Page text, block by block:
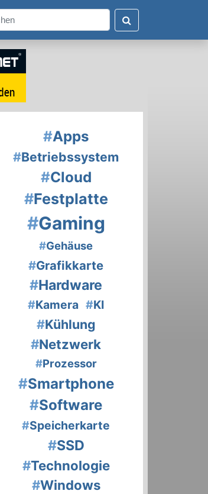
#Apps
#Betriebssystem
#Cloud
#Festplatte
#Gaming
#Gehäuse
#Grafikkarte
#Hardware
#Kamera #KI
#Kühlung
#Netzwerk
#Prozessor
#Smartphone
#Software
#Speicherkarte
#SSD
#Technologie
#Windows